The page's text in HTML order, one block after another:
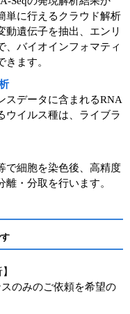
単に行えるクラウド解析
動遺伝子を抽出、エンリ
、バイオインフォマティ
ます。
スデータに含まれるRNA
ウイルス種は、ライブラ
で細胞を染色後、高精度
・分取を行います。
】
のみのご依頼を希望の